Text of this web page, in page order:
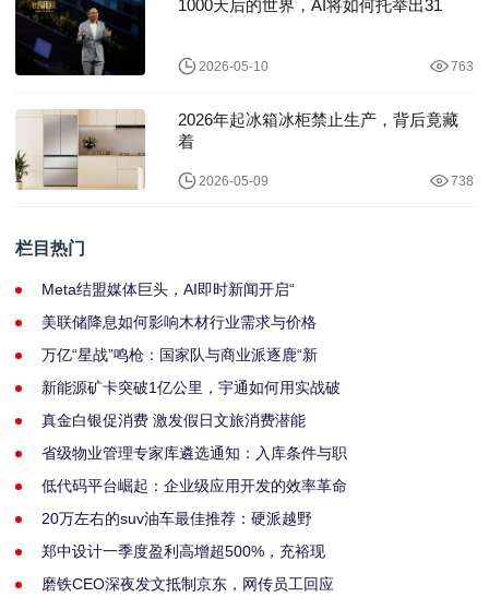
1000天后的世界，AI将如何托举出31
2026-05-10 763
2026年起冰箱冰柜禁止生产，背后竟藏
着
2026-05-09 738
栏目热门
Meta结盟媒体巨头，AI即时新闻开启“
美联储降息如何影响木材行业需求与价格
万亿“星战”鸣枪：国家队与商业派逐鹿“新
新能源矿卡突破1亿公里，宇通如何用实战破
真金白银促消费 激发假日文旅消费潜能
省级物业管理专家库遴选通知：入库条件与职
低代码平台崛起：企业级应用开发的效率革命
20万左右的suv油车最佳推荐：硬派越野
郑中设计一季度盈利高增超500%，充裕现
磨铁CEO深夜发文抵制京东，网传员工回应